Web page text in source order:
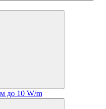
до 10 W/m